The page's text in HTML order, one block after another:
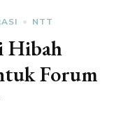
NTT
Hibah
Forum